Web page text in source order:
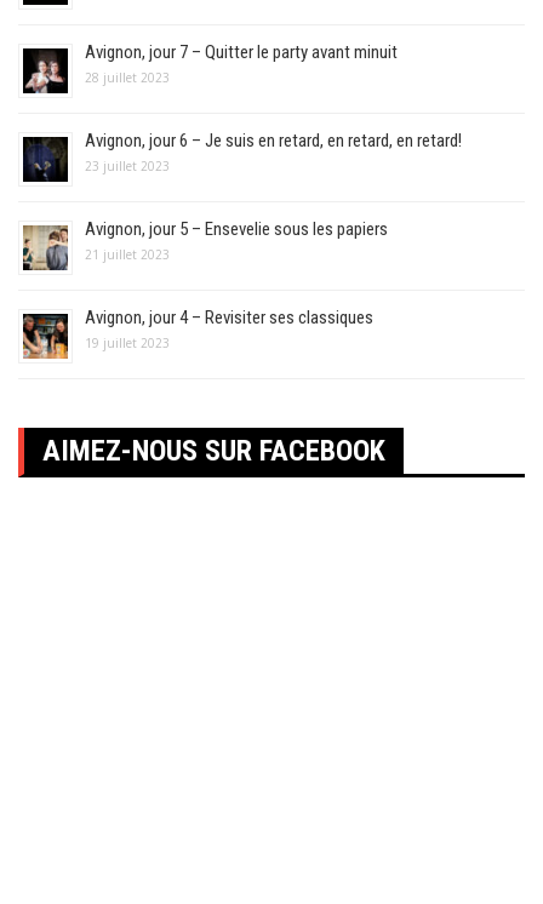
Avignon, jour 7 – Quitter le party avant minuit
28 juillet 2023
Avignon, jour 6 – Je suis en retard, en retard, en retard!
23 juillet 2023
Avignon, jour 5 – Ensevelie sous les papiers
21 juillet 2023
Avignon, jour 4 – Revisiter ses classiques
19 juillet 2023
AIMEZ-NOUS SUR FACEBOOK